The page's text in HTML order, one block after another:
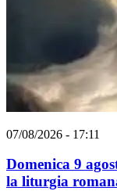
07/08/2026 - 17:11
Domenica 9
la liturgia